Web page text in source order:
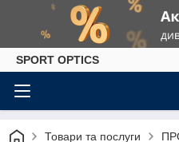
SPORT OPTICS
Товари та послуги